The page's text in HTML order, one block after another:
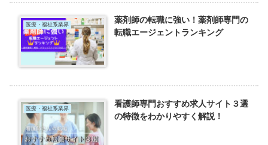
医療・福祉系業界
薬剤師の転職に強い！薬剤師専門の
転職エージェントランキング
医療・福祉系業界
看護師専門おすすめ求人サイト３選
の特徴をわかりやすく解説！